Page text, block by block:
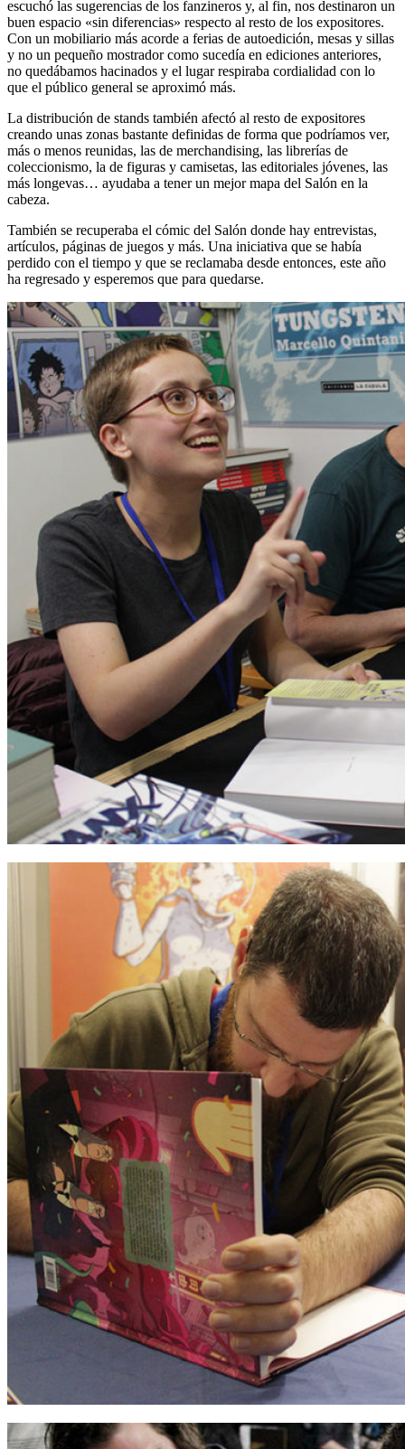
escuchó las sugerencias de los fanzineros y, al fin, nos destinaron un
buen espacio «sin diferencias» respecto al resto de los expositores.
Con un mobiliario más acorde a ferias de autoedición, mesas y sillas
y no un pequeño mostrador como sucedía en ediciones anteriores,
no quedábamos hacinados y el lugar respiraba cordialidad con lo
que el público general se aproximó más.
La distribución de stands también afectó al resto de expositores
creando unas zonas bastante definidas de forma que podríamos ver,
más o menos reunidas, las de merchandising, las librerías de
coleccionismo, la de figuras y camisetas, las editoriales jóvenes, las
más longevas… ayudaba a tener un mejor mapa del Salón en la
cabeza.
También se recuperaba el cómic del Salón donde hay entrevistas,
artículos, páginas de juegos y más. Una iniciativa que se había
perdido con el tiempo y que se reclamaba desde entonces, este año
ha regresado y esperemos que para quedarse.